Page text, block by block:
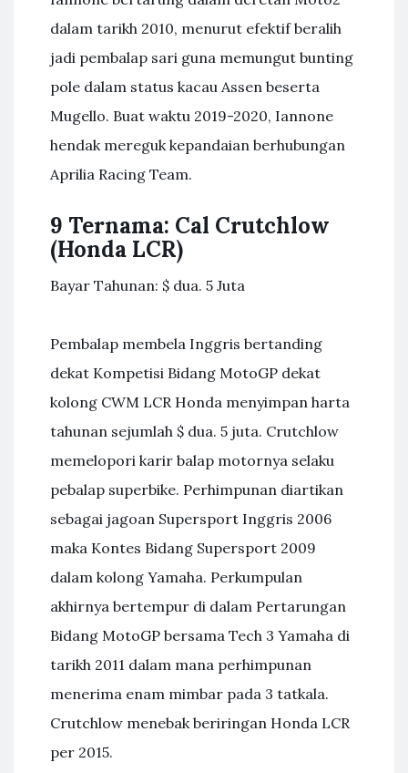
dalam tarikh 2010, menurut efektif beralih
jadi pembalap sari guna memungut bunting
pole dalam status kacau Assen beserta
Mugello. Buat waktu 2019-2020, Iannone
hendak mereguk kepandaian berhubungan
Aprilia Racing Team.
9 Ternama: Cal Crutchlow
(Honda LCR)
Bayar Tahunan: $ dua. 5 Juta
Pembalap membela Inggris bertanding
dekat Kompetisi Bidang MotoGP dekat
kolong CWM LCR Honda menyimpan harta
tahunan sejumlah $ dua. 5 juta. Crutchlow
memelopori karir balap motornya selaku
pebalap superbike. Perhimpunan diartikan
sebagai jagoan Supersport Inggris 2006
maka Kontes Bidang Supersport 2009
dalam kolong Yamaha. Perkumpulan
akhirnya bertempur di dalam Pertarungan
Bidang MotoGP bersama Tech 3 Yamaha di
tarikh 2011 dalam mana perhimpunan
menerima enam mimbar pada 3 tatkala.
Crutchlow menebak beriringan Honda LCR
per 2015.